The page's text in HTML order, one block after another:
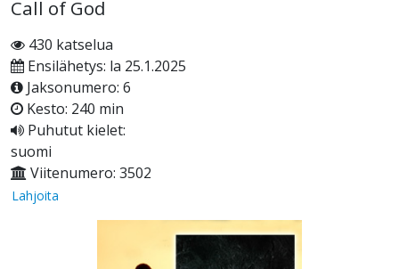
Call of God
430 katselua
Ensilähetys: la 25.1.2025
Jaksonumero: 6
Kesto: 240 min
Puhutut kielet:
suomi
Viitenumero: 3502
Lahjoita